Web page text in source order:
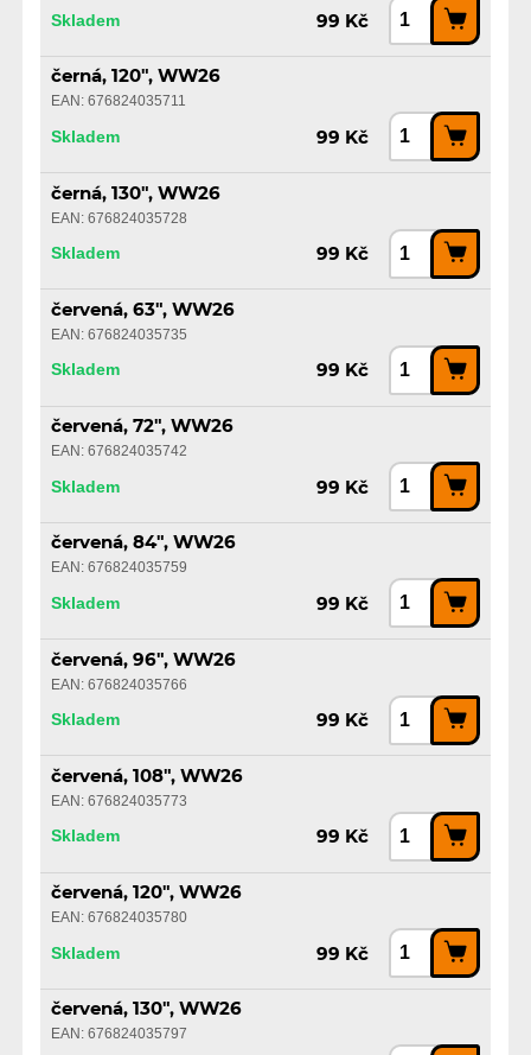
Skladem 99 Kč
černá, 120", WW26
EAN: 676824035711
Skladem 99 Kč
černá, 130", WW26
EAN: 676824035728
Skladem 99 Kč
červená, 63", WW26
EAN: 676824035735
Skladem 99 Kč
červená, 72", WW26
EAN: 676824035742
Skladem 99 Kč
červená, 84", WW26
EAN: 676824035759
Skladem 99 Kč
červená, 96", WW26
EAN: 676824035766
Skladem 99 Kč
červená, 108", WW26
EAN: 676824035773
Skladem 99 Kč
červená, 120", WW26
EAN: 676824035780
Skladem 99 Kč
červená, 130", WW26
EAN: 676824035797